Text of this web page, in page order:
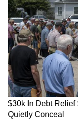
ಶೇ.50 ರಿಂದ
ಟ್ರಂಪ್ ಐತಿಹಾಸಿಕ
Trade Deal |